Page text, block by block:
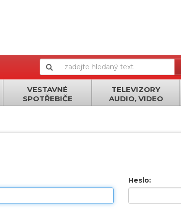
VESTAVNÉ
SPOTŘEBIČE
TELEVIZORY
AUDIO, VIDEO
Heslo: